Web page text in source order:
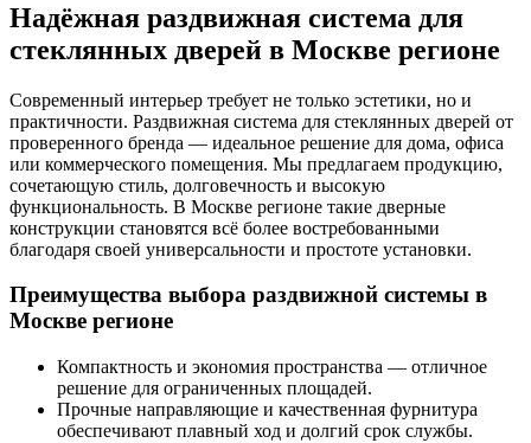
Надёжная раздвижная система для
стеклянных дверей в Москве регионе
Современный интерьер требует не только эстетики, но и
практичности. Раздвижная система для стеклянных дверей от
проверенного бренда — идеальное решение для дома, офиса
или коммерческого помещения. Мы предлагаем продукцию,
сочетающую стиль, долговечность и высокую
функциональность. В Москве регионе такие дверные
конструкции становятся всё более востребованными
благодаря своей универсальности и простоте установки.
Преимущества выбора раздвижной системы в
Москве регионе
Компактность и экономия пространства — отличное
решение для ограниченных площадей.
Прочные направляющие и качественная фурнитура
обеспечивают плавный ход и долгий срок службы.